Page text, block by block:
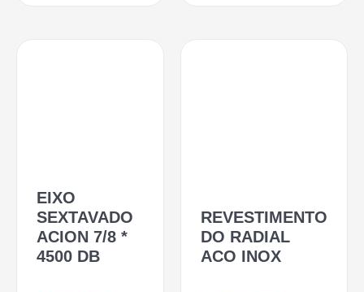
EIXO
SEXTAVADO
ACION 7/8 *
4500 DB
REVESTIMENTO
DO RADIAL
ACO INOX